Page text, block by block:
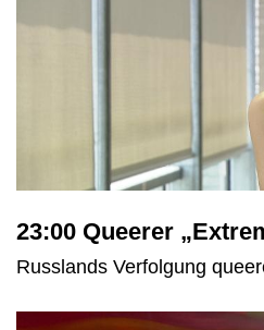
23:00 Queerer
Russlands Verfolgung